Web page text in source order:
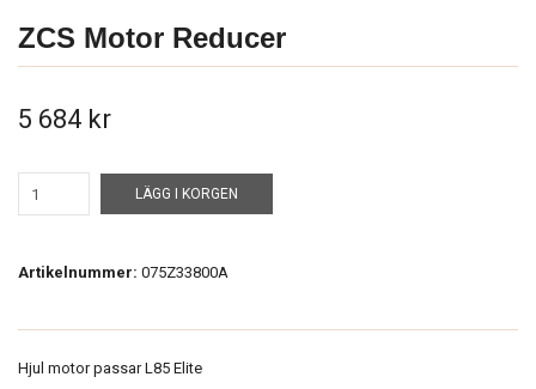
ZCS Motor Reducer
5 684 kr
LÄGG I KORGEN
Artikelnummer: 075Z33800A
Hjul motor passar L85 Elite